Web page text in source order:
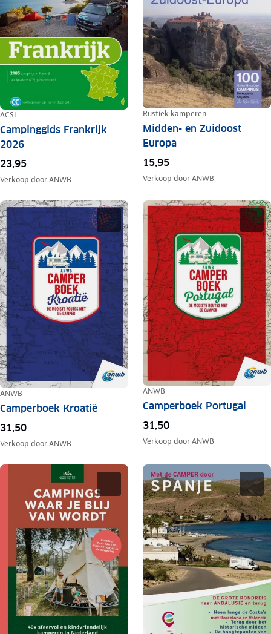
ACSI
Campinggids Frankrijk
2026
23,95
Verkoop doorANWB
Rustiek kamperen
Midden- en Zuidoost
Europa
15,95
Verkoop doorANWB
ANWB
Camperboek Kroatië
31,50
Verkoop doorANWB
ANWB
Camperboek Portugal
31,50
Verkoop doorANWB